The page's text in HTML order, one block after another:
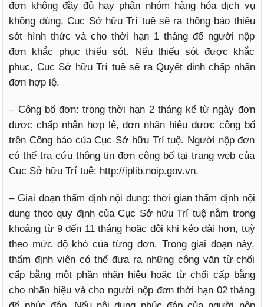
đơn không đầy đủ hay phân nhóm hàng hóa dịch vụ
không đúng, Cục Sở hữu Trí tuệ sẽ ra thông báo thiếu
sót hình thức và cho thời hạn 1 tháng để người nộp
đơn khắc phục thiếu sót. Nếu thiếu sót được khắc
phục, Cục Sở hữu Trí tuệ sẽ ra Quyết định chấp nhận
đơn hợp lệ.
– Công bố đơn: trong thời hạn 2 tháng kể từ ngày đơn
được chấp nhận hợp lệ, đơn nhãn hiệu được công bố
trên Công báo của Cục Sở hữu Trí tuệ. Người nộp đơn
có thể tra cứu thông tin đơn công bố tại trang web của
Cục Sở hữu Trí tuệ: http://iplib.noip.gov.vn.
– Giai đoạn thẩm định nội dung: thời gian thẩm định nội
dung theo quy định của Cục Sở hữu Trí tuệ nằm trong
khoảng từ 9 đến 11 tháng hoặc đôi khi kéo dài hơn, tuỳ
theo mức độ khó của từng đơn. Trong giai đoạn này,
thẩm định viên có thể đưa ra những công văn từ chối
cấp bằng một phần nhãn hiệu hoặc từ chối cấp bằng
cho nhãn hiệu và cho người nộp đơn thời hạn 02 tháng